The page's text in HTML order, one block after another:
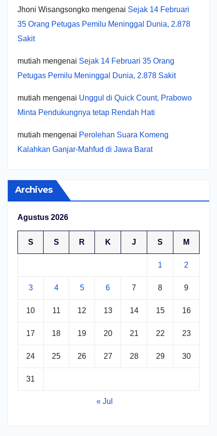
Jhoni Wisangsongko mengenai Sejak 14 Februari
35 Orang Petugas Pemilu Meninggal Dunia, 2.878
Sakit
mutiah mengenai Sejak 14 Februari 35 Orang
Petugas Pemilu Meninggal Dunia, 2.878 Sakit
mutiah mengenai Unggul di Quick Count, Prabowo
Minta Pendukungnya tetap Rendah Hati
mutiah mengenai Perolehan Suara Komeng
Kalahkan Ganjar-Mahfud di Jawa Barat
Archives
Agustus 2026
S S R K J S M
1 2
3 4 5 6 7 8 9
10 11 12 13 14 15 16
17 18 19 20 21 22 23
24 25 26 27 28 29 30
31
« Jul